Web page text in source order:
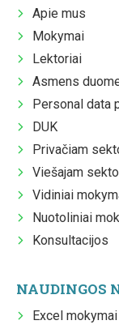
Apie mus
Mokymai
Lektoriai
Asmens
Personal data
DUK
Privačiam
Viešajam
Vidiniai
Nuotoliniai
Konsultacijos
NAUDINGOS
Excel mokymai